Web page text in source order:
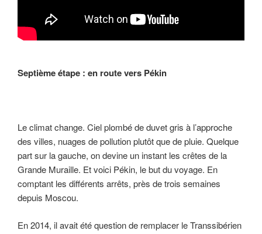
Septième étape : en route vers Pékin
Le climat change. Ciel plombé de duvet gris à l’approche
des villes, nuages de pollution plutôt que de pluie. Quelque
part sur la gauche, on devine un instant les crêtes de la
Grande Muraille. Et voici Pékin, le but du voyage. En
comptant les différents arrêts, près de trois semaines
depuis Moscou.
En 2014, il avait été question de remplacer le Transsibérien